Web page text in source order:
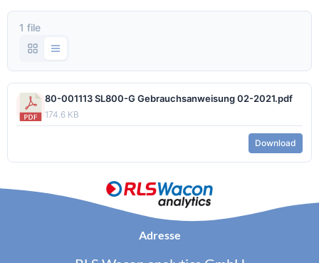
1 file
80-001113 SL800-G Gebrauchsanweisung 02-2021.pdf
174.6 KB
Download
Adresse